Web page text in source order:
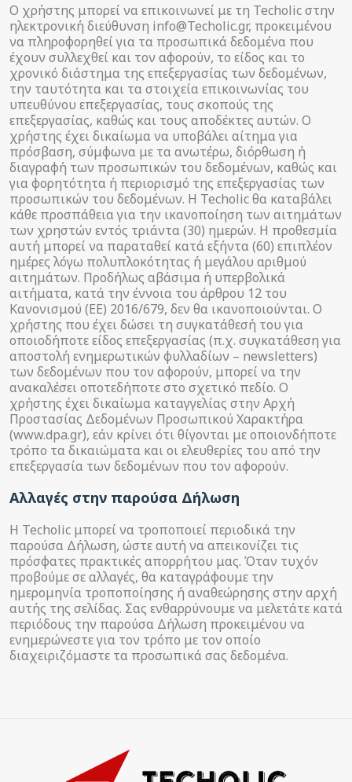
Ο χρήστης μπορεί να επικοινωνεί με τη Techolic στην
ηλεκτρονική διεύθυνση info@Techolic.gr, προκειμένου
να πληροφορηθεί για τα προσωπικά δεδομένα που
έχουν συλλεχθεί και τον αφορούν, το είδος και το
χρονικό διάστημα της επεξεργασίας των δεδομένων,
την ταυτότητα και τα στοιχεία επικοινωνίας του
υπευθύνου επεξεργασίας, τους σκοπούς της
επεξεργασίας, καθώς και τους αποδέκτες αυτών. Ο
χρήστης έχει δικαίωμα να υποβάλει αίτημα για
πρόσβαση, σύμφωνα με τα ανωτέρω, διόρθωση ή
διαγραφή των προσωπικών του δεδομένων, καθώς και
για φορητότητα ή περιορισμό της επεξεργασίας των
προσωπικών του δεδομένων. Η Techolic θα καταβάλει
κάθε προσπάθεια για την ικανοποίηση των αιτημάτων
των χρηστών εντός τριάντα (30) ημερών. Η προθεσμία
αυτή μπορεί να παραταθεί κατά εξήντα (60) επιπλέον
ημέρες λόγω πολυπλοκότητας ή μεγάλου αριθμού
αιτημάτων. Προδήλως αβάσιμα ή υπερβολικά
αιτήματα, κατά την έννοια του άρθρου 12 του
Κανονισμού (ΕΕ) 2016/679, δεν θα ικανοποιούνται. Ο
χρήστης που έχει δώσει τη συγκατάθεσή του για
οποιοδήποτε είδος επεξεργασίας (π.χ. συγκατάθεση για
αποστολή ενημερωτικών φυλλαδίων – newsletters)
των δεδομένων που τον αφορούν, μπορεί να την
ανακαλέσει οποτεδήποτε στο σχετικό πεδίο. Ο
χρήστης έχει δικαίωμα καταγγελίας στην Αρχή
Προστασίας Δεδομένων Προσωπικού Χαρακτήρα
(www.dpa.gr), εάν κρίνει ότι θίγονται με οποιονδήποτε
τρόπο τα δικαιώματα και οι ελευθερίες του από την
επεξεργασία των δεδομένων που τον αφορούν.
Αλλαγές στην παρούσα Δήλωση
Η Techolic μπορεί να τροποποιεί περιοδικά την
παρούσα Δήλωση, ώστε αυτή να απεικονίζει τις
πρόσφατες πρακτικές απορρήτου μας. Όταν τυχόν
προβούμε σε αλλαγές, θα καταγράφουμε την
ημερομηνία τροποποίησης ή αναθεώρησης στην αρχή
αυτής της σελίδας. Σας ενθαρρύνουμε να μελετάτε κατά
περιόδους την παρούσα Δήλωση προκειμένου να
ενημερώνεστε για τον τρόπο με τον οποίο
διαχειριζόμαστε τα προσωπικά σας δεδομένα.